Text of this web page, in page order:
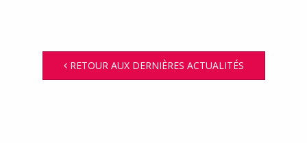
RETOUR AUX DERNIÈRES ACTUALITÉS